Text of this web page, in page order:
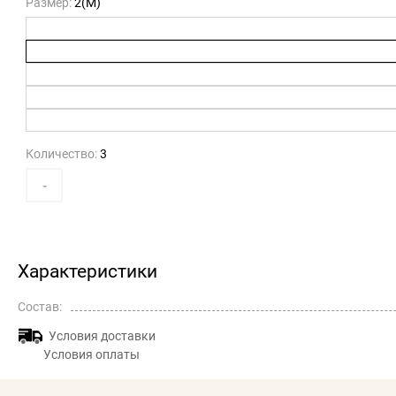
Количество:3
-
Характеристики
Состав:
Условия доставки
Условия оплаты